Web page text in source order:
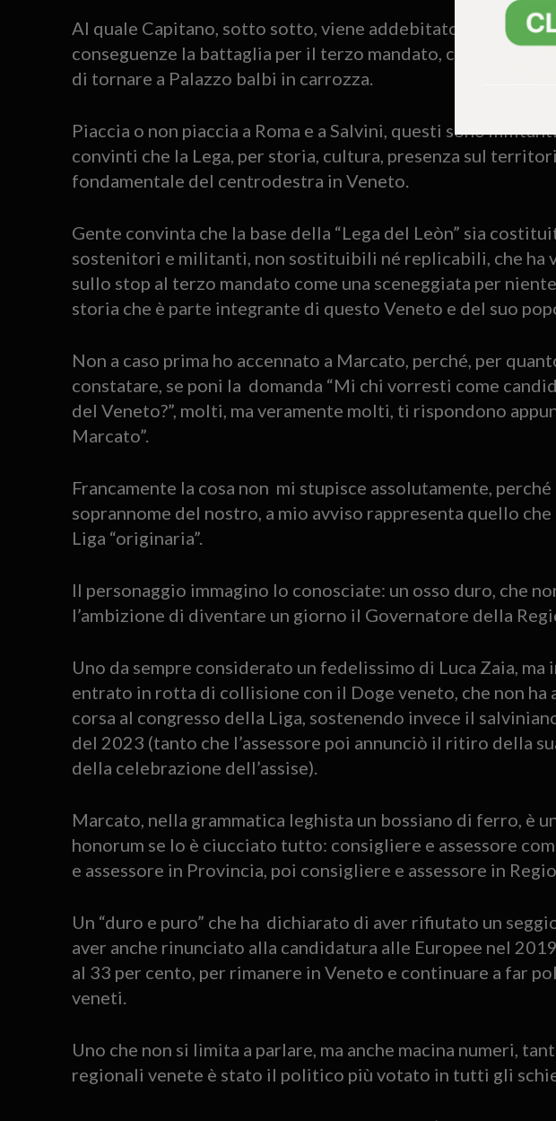
Al quale Capitano, sotto sotto, viene addebitato di non aver
conseguenze la battaglia per il terzo mandato, che avrebbe
di tornare a Palazzo balbi in carrozza.
Piaccia o non piaccia a Roma e a Salvini, questi sono
convinti che la Lega, per storia, cultura, presenza sul
fondamentale del centrodestra in Veneto.
Gente convinta che la base della “Lega del Leòn” sia
sostenitori e militanti, non sostituibili né replicabili, che ha
sullo stop al terzo mandato come una sceneggiata per
storia che è parte integrante di questo Veneto e del suo
Non a caso prima ho accennato a Marcato, perché, per
constatare, se poni la domanda “Mi chi vorresti come
del Veneto?”, molti, ma veramente molti, ti rispondono
Marcato”.
Francamente la cosa non mi stupisce assolutamente, perché
soprannome del nostro, a mio avviso rappresenta quello
Liga “originaria”.
Il personaggio immagino lo conosciate: un osso duro, che
l’ambizione di diventare un giorno il Governatore della
Uno da sempre considerato un fedelissimo di Luca Zaia, ma
entrato in rotta di collisione con il Doge veneto, che non ha
corsa al congresso della Liga, sostenendo invece il
del 2023 (tanto che l’assessore poi annunciò il ritiro della
della celebrazione dell’assise).
Marcato, nella grammatica leghista un bossiano di ferro, è
honorum se lo è ciucciato tutto: consigliere e assessore
e assessore in Provincia, poi consigliere e assessore in
Un “duro e puro” che ha dichiarato di aver rifiutato un
aver anche rinunciato alla candidatura alle Europee nel
al 33 per cento, per rimanere in Veneto e continuare a far
veneti.
Uno che non si limita a parlare, ma anche macina numeri,
regionali venete è stato il politico più votato in tutti gli